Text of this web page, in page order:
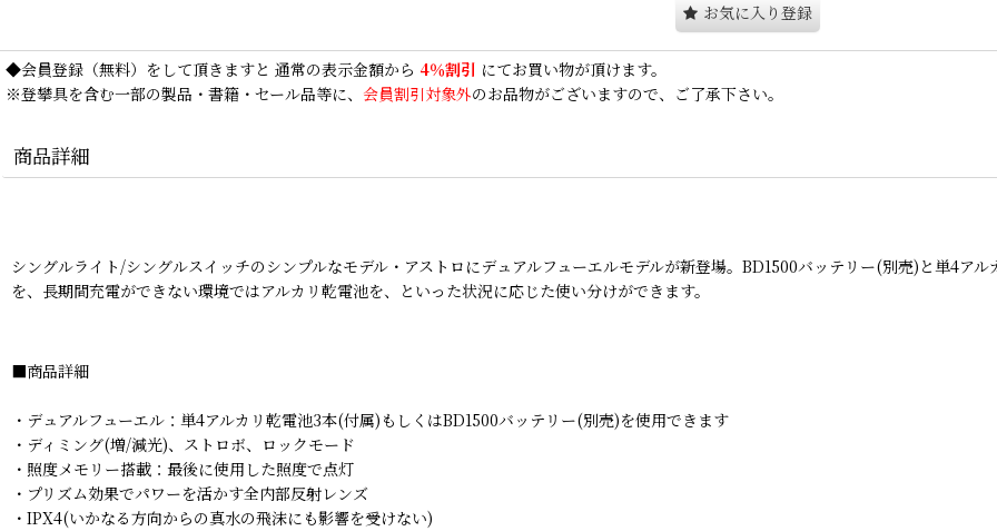
お気に入り登録
◆会員登録 （無料）をして頂きますと 通常の表示金額から 4％割引 にてお買い物が頂けます。
※登攀具を含む一部の製品・書籍・セール品等に、 会員割引対象外のお品物がございますので、ご了承下さい。
商品詳細
シングルライト/シングルスイッチのシンプルなモデル・アストロにデュアルフューエルモデルが新登場。BD1500バッテリー(別売)と単4ア
を、長期間充電ができない環境ではアルカリ乾電池を、といった状況に応じた使い分けができます。
■商品詳細
・デュアルフューエル：単4アルカリ乾電池3本(付属)もしくはBD1500バッテリー(別売)を使用できます
・ディミング(増/減光)、ストロボ、ロックモード
・照度メモリー搭載：最後に使用した照度で点灯
・プリズム効果でパワーを活かす全内部反射レンズ
・IPX4(いかなる方向からの真水の飛沫にも影響を受けない)